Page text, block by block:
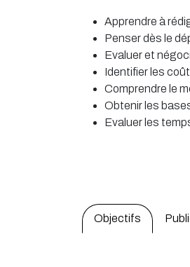
Apprendre à
Penser dès le
Evaluer et
Identifier les
Comprendre le
Obtenir les
Evaluer les
Objectifs